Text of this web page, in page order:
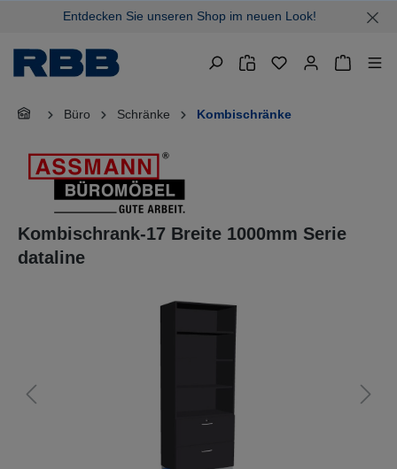
springenEntdecken Sie unseren Shop im neuen Look!
Büro Schränke Kombischränke
Kombischrank-17 Breite 1000mm Serie
dataline
Bildergalerie überspringen